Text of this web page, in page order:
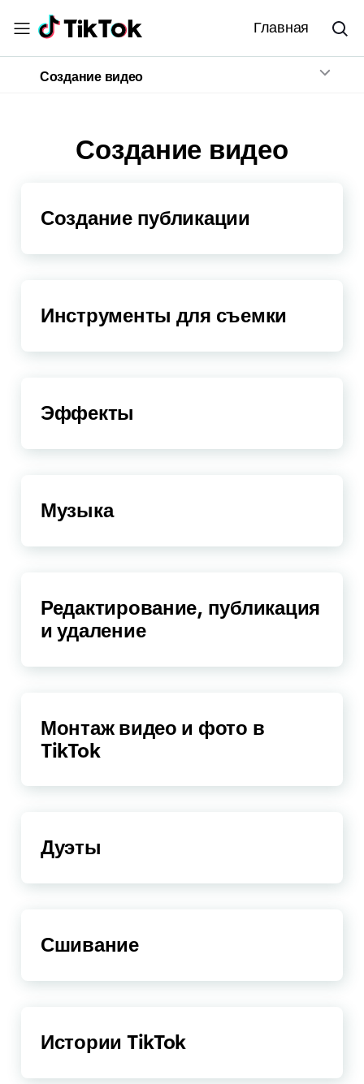
Главная
Создание видео
Создание видео
Создание публикации
Инструменты для съемки
Эффекты
Музыка
Редактирование, публикация
и удаление
Монтаж видео и фото в
TikTok
Дуэты
Сшивание
Истории TikTok